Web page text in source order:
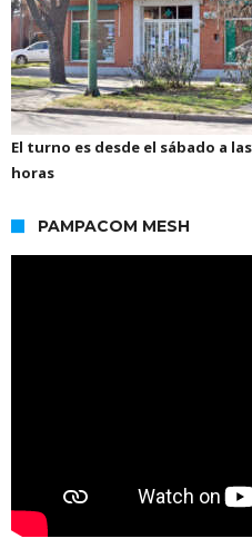
El turno es desde el sábado a
horas
PAMPACOM MESH